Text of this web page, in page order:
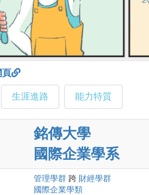
頁
生涯進路 能力特質
銘傳大學
國際企業學系
管理學群 跨 財經學群
國際企業學類